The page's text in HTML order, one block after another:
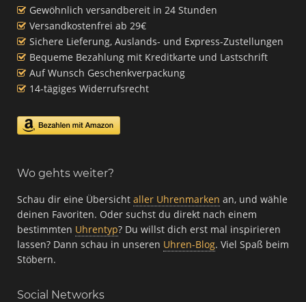
Gewöhnlich versandbereit in 24 Stunden
Versandkostenfrei ab 29€
Sichere Lieferung, Auslands- und Express-Zustellungen
Bequeme Bezahlung mit Kreditkarte und Lastschrift
Auf Wunsch Geschenkverpackung
14-tägiges Widerrufsrecht
Wo gehts weiter?
Schau dir eine Übersicht aller Uhrenmarken an, und wähle
deinen Favoriten. Oder suchst du direkt nach einem
bestimmten Uhrentyp? Du willst dich erst mal inspirieren
lassen? Dann schau in unseren Uhren-Blog. Viel Spaß beim
Stöbern.
Social Networks